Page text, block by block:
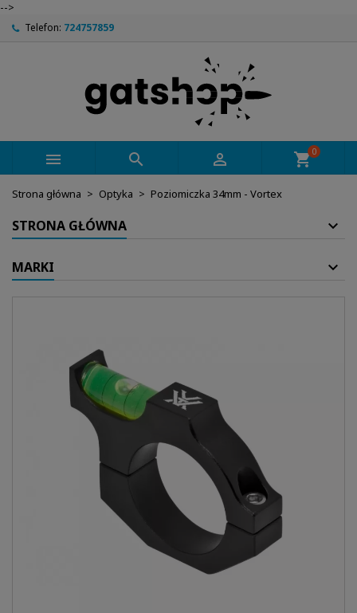
-->
Telefon: 724757859
   shopping_cart0
Strona główna Optyka Poziomiczka 34mm - Vortex
STRONA GŁÓWNA
MARKI